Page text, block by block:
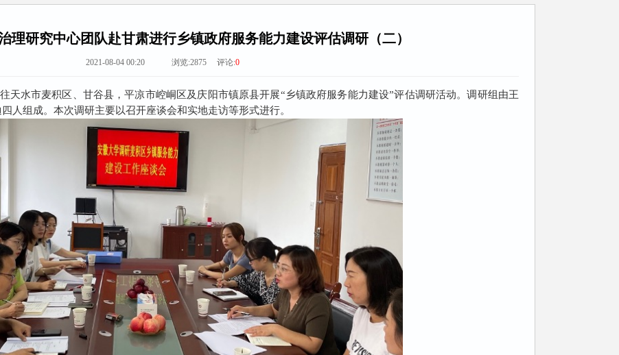
理研究中心团队赴甘肃进行乡镇政府服务能力建设评估调研（二）
2021-08-04 00:20 浏览:2875 评论:0
天水市麦积区、甘谷县，平凉市崆峒区及庆阳市镇原县开展“乡镇政府服务能力建设”评估调研活动。调研组由王
人组成。本次调研主要以召开座谈会和实地走访等形式进行。